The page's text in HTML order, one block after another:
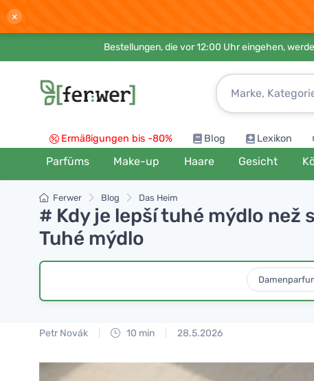
×
Bestellungen, die vor 12:00 Uhr eingehen,
Ermäßigungen bis -80% Blog Lexikon
Parfüms Make-up Haare Gesicht
Ferwer Blog Das Heim
# Kdy je lepší tuhé mýdlo než
Tuhé mýdlo
Petr Novák 10 min 28.5.2026